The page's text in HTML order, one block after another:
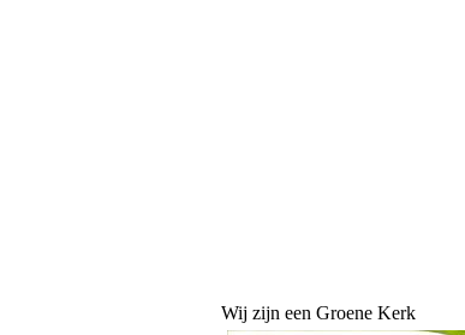
Wij zijn een Groene Kerk